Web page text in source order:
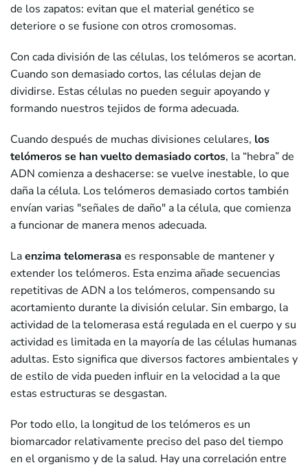
de los zapatos: evitan que el material genético se
deteriore o se fusione con otros cromosomas.
Con cada división de las células, los telómeros se acortan.
Cuando son demasiado cortos, las células dejan de
dividirse. Estas células no pueden seguir apoyando y
formando nuestros tejidos de forma adecuada.
Cuando después de muchas divisiones celulares, los
telómeros se han vuelto demasiado cortos, la “hebra” de
ADN comienza a deshacerse: se vuelve inestable, lo que
daña la célula. Los telómeros demasiado cortos también
envían varias "señales de daño" a la célula, que comienza
a funcionar de manera menos adecuada.
Laenzima telomerasa es responsable de mantener y
extender los telómeros. Esta enzima añade secuencias
repetitivas de ADN a los telómeros, compensando su
acortamiento durante la división celular. Sin embargo, la
actividad de la telomerasa está regulada en el cuerpo y su
actividad es limitada en la mayoría de las células humanas
adultas. Esto significa que diversos factores ambientales y
de estilo de vida pueden influir en la velocidad a la que
estas estructuras se desgastan.
Por todo ello, la longitud de los telómeros es un
biomarcador relativamente preciso del paso del tiempo
en el organismo y de la salud. Hay una correlación entre